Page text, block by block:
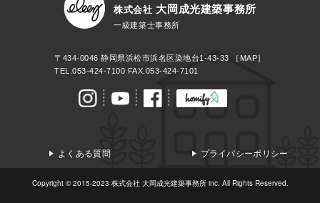
株式会社 大岡成光建築事務所
一級建築士事務所
〒434-0046静岡県浜松市浜名区染地台1-43-33
［MAP］
TEL.053-424-7100 FAX.053-424-7101
よくある質問 プライバシーポリシー
Copyright © 2015-2023 株式会社 大岡成光建築事務所 inc. All Rights Reserved.